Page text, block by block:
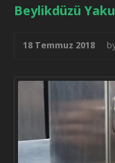
Beylikdüzü
18 Temmuz 2018